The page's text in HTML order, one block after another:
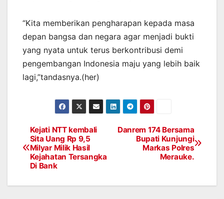
“Kita memberikan pengharapan kepada masa
depan bangsa dan negara agar menjadi bukti
yang nyata untuk terus berkontribusi demi
pengembangan Indonesia maju yang lebih baik
lagi,”tandasnya.(her)
Post
navigation
Danrem 174 Bersama
Bupati Kunjungi
Markas Polres
Merauke.
Kejati NTT kembali
Sita Uang Rp 9,5
Milyar Milik Hasil
Kejahatan Tersangka
Di Bank